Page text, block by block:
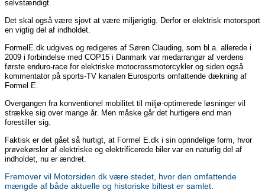
selvstændigt.
Det skal også være sjovt at være miljørigtig. Derfor er elektrisk motorsport
en vigtig del af indholdet.
FormelE.dk udgives og redigeres af Søren Clauding, som bl.a. allerede i
2009 i forbindelse med COP15 i Danmark var medarrangør af verdens
første enduro-race for elektriske motocrossmotorcykler og siden også
kommentator på sports-TV kanalen Eurosports omfattende dækning af
Formel E.
Overgangen fra konventionel mobilitet til miljø-optimerede løsninger vil
strække sig over mange år. Men måske går det hurtigere end man
forestiller sig.
Faktisk er det gået så hurtigt, at Formel E.dk i sin oprindelige form, hvor
prøvekørsler af elektriske og elektrificerede biler var en naturlig del af
indholdet, nu er ændret.
Fremover vil Motorsiden.dk være stedet, hvor den omfattende
mængde af både aktuelle og historiske biltest er samlet.